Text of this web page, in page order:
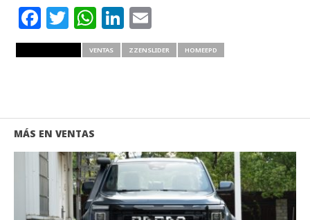
Facebook
Twitter
WhatsApp
LinkedIn
Email
VENTAS ZZENSLIDER HOMEEPD
MÁS EN VENTAS